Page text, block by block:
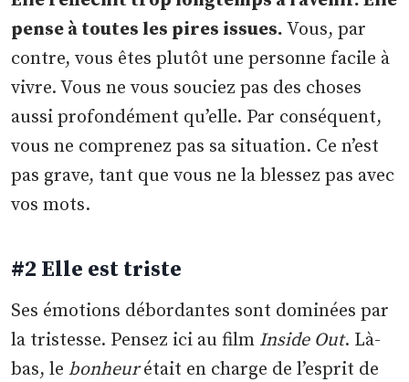
pense à toutes les pires issues. Vous, par
contre, vous êtes plutôt une personne facile à
vivre. Vous ne vous souciez pas des choses
aussi profondément qu’elle. Par conséquent,
vous ne comprenez pas sa situation. Ce n’est
pas grave, tant que vous ne la blessez pas avec
vos mots.
#2 Elle est triste
Ses émotions débordantes sont dominées par
la tristesse. Pensez ici au film Inside Out. Là-
bas, lebonheurétait en charge de l’esprit de